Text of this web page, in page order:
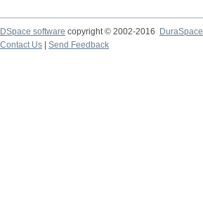
DSpace software copyright © 2002-2016
DuraSpace
Contact Us
Send Feedback